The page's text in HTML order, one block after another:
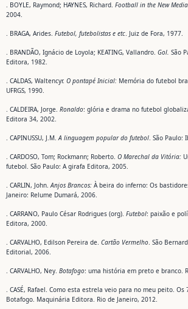
. BOYLE, Raymond; HAYNES, Richard. Football in the New
2004.
. BRAGA, Arides. Futebol, futebolistas e etc. Juiz de Fora, 1977.
. BRANDÃO, Ignácio de Loyola; KEATING, Vallandro. Gol. São
Editora, 1982.
. CALDAS, Waltencyr. O pontapé Inicial: Memória do futebol
UFRGS, 1990.
. CALDEIRA, Jorge. Ronaldo: glória e drama no futebol
Editora 34, 2002.
. CAPINUSSU, J.M.A linguagem popular do futebol. São Paulo:
. CARDOSO, Tom; Rockmann; Roberto. O Marechal da Vitória:
futebol. São Paulo: A girafa Editora, 2005.
. CARLIN, John.Anjos Brancos: À beira do inferno: Os
Janeiro: Relume Dumará, 2006.
. CARRANO, Paulo César Rodrigues (org). Futebol: paixão e
Editora, 2000.
. CARVALHO, Edilson Pereira de. Cartão Vermelho. São
Editorial, 2006.
. CARVALHO, Ney. Botafogo: uma história em preto e branco.
. CASÉ, Rafael. Como esta estrela veio para no meu peito. Os
Botafogo. Maquinária Editora. Rio de Janeiro, 2012.